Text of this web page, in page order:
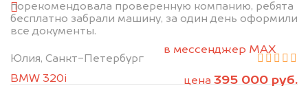
порекомендовала проверенную компанию, ребята
бесплатно забрали машину, за один день оформили
все документы.
Юлия, Санкт-Петербург
BMW 320i
цена 395 000 руб.
салон
2. Отправьте фотографии на номер +7 (958)
в мессенджер MAX
или на электронную почту info@dorogo.online